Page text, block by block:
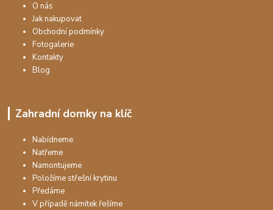
O nás
Jak nakupovat
Obchodní podmínky
Fotogalerie
Kontakty
Blog
Zahradní domky na klíč
Nabídneme
Natřeme
Namontujeme
Položíme střešní krytinu
Předáme
V případě námitek řešíme